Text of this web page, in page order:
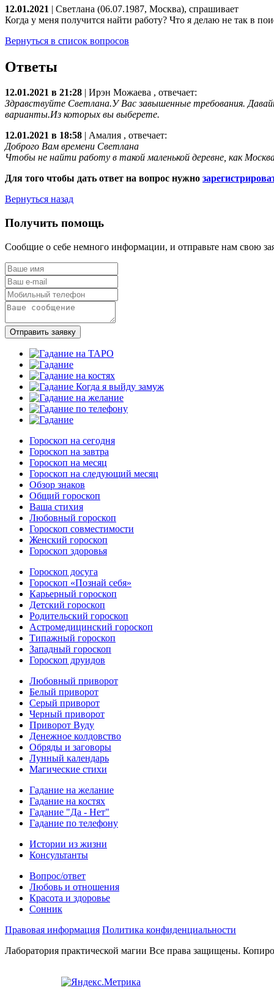
12.01.2021 | Светлана (06.07.1987, Москва), спрашивает
Когда у меня получится найти работу? Что я делаю не так в
Вернуться в список вопросов
Ответы
12.01.2021 в 21:28 Ирэн Можаева , отвечает:
Здравствуйте Светлана.У Вас завышенные требования.
варианты.Из которых вы выберете.
12.01.2021 в 18:58
Амалия , отвечает:
Доброго Вам времени Светлана
Чтобы не найти работу в такой маленькой деревне, как
Для того чтобы дать ответ на вопрос нужно
Вернуться назад
Получить помощь
Сообщие о себе немного информации, и отправьте нам свою
Отправить заявку
Гороскоп на сегодня
Гороскоп на завтра
Гороскоп на месяц
Гороскоп на следующий месяц
Обзор знаков
Общий гороскоп
Ваша стихия
Любовный гороскоп
Гороскоп совместимости
Женский гороскоп
Гороскоп здоровья
Гороскоп досуга
Гороскоп «Познай себя»
Карьерный гороскоп
Детский гороскоп
Родительский гороскоп
Астромедицинский гороскоп
Типажный гороскоп
Западный гороскоп
Гороскоп друидов
Любовный приворот
Белый приворот
Серый приворот
Черный приворот
Приворот Вуду
Денежное колдовство
Обряды и заговоры
Лунный календарь
Магические стихи
Гадание на желание
Гадание на костях
Гадание "Да - Нет"
Гадание по телефону
Истории из жизни
Консультанты
Вопрос/ответ
Любовь и отношения
Красота и здоровье
Сонник
Правовая информация Политика конфиденциальности
Лаборатория практической магии Все права защищены.